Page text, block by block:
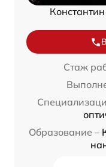
Стаж
Образование –